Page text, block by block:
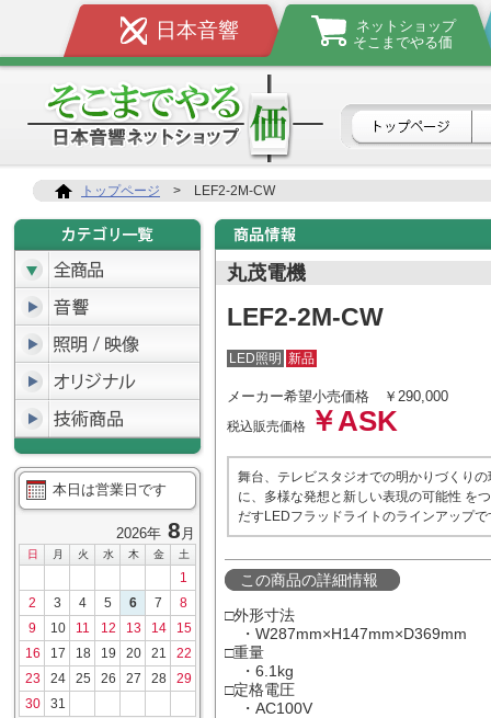
日本音響
ネットショップ
そこまでやる価
トップページ > LEF2-2M-CW
本日は営業日です
2026年 8 月
日 月 火 水 木 金 土
1
2
3 4 5 6 7
8
9
10 11 12 13 14
15
16
17 18 19 20 21
22
23
24 25 26 27 28
29
30
31
丸茂電機
LEF2-2M-CW
LED照明 新品
メーカー希望小売価格 ￥290,000
税込販売価格 ￥ASK
舞台、テレビスタジオでの明かりづくりの
に、多様な発想と新しい表現の可能性 を
だすLEDフラッドライトのラインアップで
この商品の詳細情報
□外形寸法
・W287mm×H147mm×D369mm
□重量
・6.1kg
□定格電圧
・AC100V